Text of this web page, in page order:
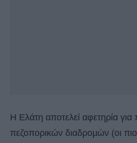
Η Ελάτη αποτελεί αφετηρία για
πεζοπορικών διαδροµών (οι πιο